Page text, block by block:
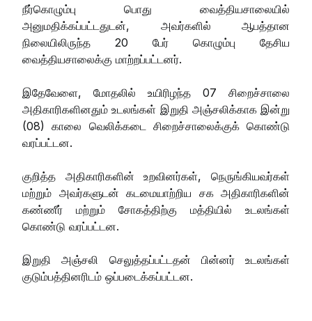
நீர்கொழும்பு பொது வைத்தியசாலையில்
அனுமதிக்கப்பட்டதுடன், அவர்களில் ஆபத்தான
நிலையிலிருந்த 20 பேர் கொழும்பு தேசிய
வைத்தியசாலைக்கு மாற்றப்பட்டனர்.
இதேவேளை, மோதலில் உயிரிழந்த 07 சிறைச்சாலை
அதிகாரிகளினதும் உடலங்கள் இறுதி அஞ்சலிக்காக இன்று
(08) காலை வெலிக்கடை சிறைச்சாலைக்குக் கொண்டு
வரப்பட்டன.
குறித்த அதிகாரிகளின் உறவினர்கள், நெருங்கியவர்கள்
மற்றும் அவர்களுடன் கடமையாற்றிய சக அதிகாரிகளின்
கண்ணீர் மற்றும் சோகத்திற்கு மத்தியில் உடலங்கள்
கொண்டு வரப்பட்டன.
இறுதி அஞ்சலி செலுத்தப்பட்டதன் பின்னர் உடலங்கள்
குடும்பத்தினரிடம் ஒப்படைக்கப்பட்டன.